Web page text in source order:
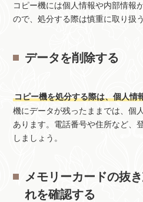
コピー機には個人情報や内部情報
ので、処分する際は慎重に取り扱
データを削除する
コピー機を処分する際は、個人情
機にデータが残ったままでは、個
あります。電話番号や住所など、
しましょう。
メモリーカードの抜
れを確認する